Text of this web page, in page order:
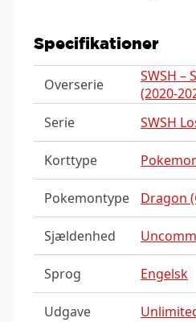
Specifikationer
Overserie
SWSH –
(2020-
Serie
SWSH
Korttype
Pokemontype Dragon
Sjældenhed
Sprog Engelsk
Udgave